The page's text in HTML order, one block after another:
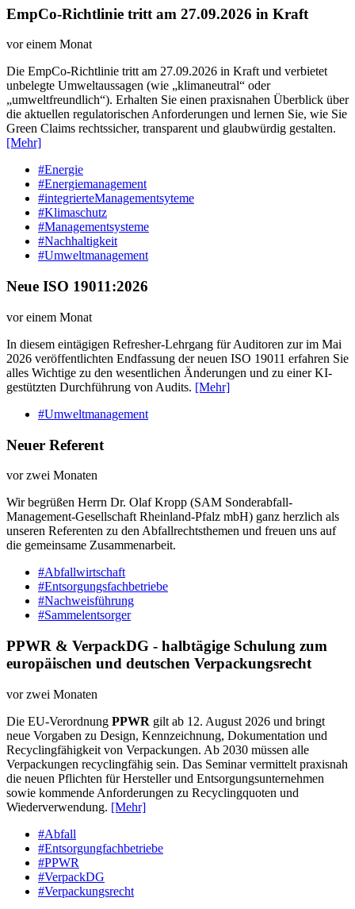
EmpCo-Richtlinie tritt am 27.09.2026 in Kraft
vor einem Monat
Die EmpCo-Richtlinie tritt am 27.09.2026 in Kraft und verbietet
unbelegte Umweltaussagen (wie „klimaneutral“ oder
„umweltfreundlich“). Erhalten Sie einen praxisnahen Überblick über
die aktuellen regulatorischen Anforderungen und lernen Sie, wie Sie
Green Claims rechtssicher, transparent und glaubwürdig gestalten.
[Mehr]
#Energie
#Energiemanagement
#integrierteManagementsyteme
#Klimaschutz
#Managementsysteme
#Nachhaltigkeit
#Umweltmanagement
Neue ISO 19011:2026
vor einem Monat
In diesem eintägigen Refresher-Lehrgang für Auditoren zur im Mai
2026 veröffentlichten Endfassung der neuen ISO 19011 erfahren Sie
alles Wichtige zu den wesentlichen Änderungen und zu einer KI-
gestützten Durchführung von Audits. [Mehr]
#Umweltmanagement
Neuer Referent
vor zwei Monaten
Wir begrüßen Herrn Dr. Olaf Kropp (SAM Sonderabfall-
Management-Gesellschaft Rheinland-Pfalz mbH) ganz herzlich als
unseren Referenten zu den Abfallrechtsthemen und freuen uns auf
die gemeinsame Zusammenarbeit.
#Abfallwirtschaft
#Entsorgungsfachbetriebe
#Nachweisführung
#Sammelentsorger
PPWR & VerpackDG - halbtägige Schulung zum
europäischen und deutschen Verpackungsrecht
vor zwei Monaten
Die EU-Verordnung PPWR gilt ab 12. August 2026 und bringt
neue Vorgaben zu Design, Kennzeichnung, Dokumentation und
Recyclingfähigkeit von Verpackungen. Ab 2030 müssen alle
Verpackungen recyclingfähig sein. Das Seminar vermittelt praxisnah
die neuen Pflichten für Hersteller und Entsorgungsunternehmen
sowie kommende Anforderungen zu Recyclingquoten und
Wiederverwendung. [Mehr]
#Abfall
#Entsorgungfachbetriebe
#PPWR
#VerpackDG
#Verpackungsrecht